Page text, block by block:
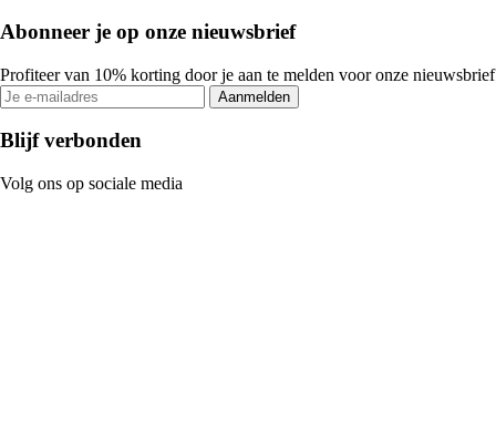
Abonneer je op onze nieuwsbrief
Profiteer van 10% korting door je aan te melden voor onze nieuwsbrief
Aanmelden
Blijf verbonden
Volg ons op sociale media